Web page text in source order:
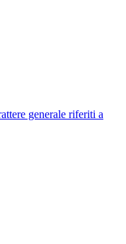
generale riferiti a